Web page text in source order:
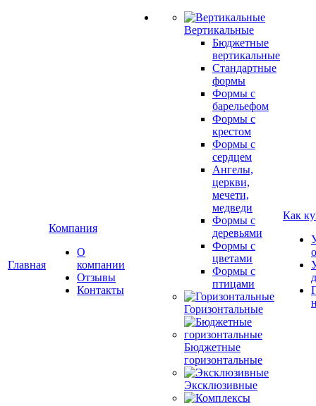
Главная
Компания
О
компании
Отзывы
Контакты
Вертикальные
Бюджетные
вертикальные
Стандартные
формы
Формы с
барельефом
Формы с
крестом
Формы с
сердцем
Ангелы,
церкви,
мечети,
медведи
Формы с
деревьями
Формы с
цветами
Формы с
птицами
Горизонтальные
Бюджетные
горизонтальные
Эксклюзивные
Как